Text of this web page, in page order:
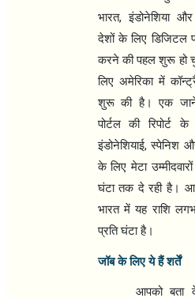
भारत,इंडोनेशिया
देशों के लिए डिजिटल
करने की पहल शुरू हो
लिए अमेरिका में
शुरू की है। एक
पोर्टल की रिपोर्ट
इंडोनेशियाई,स्पेनिश और
के लिए मेटा
घंटा तक दे रही है।
भारत में यह राशि
प्रति घंटा है।
जॉब के लिए ये हैं शर्तें
आपको बता